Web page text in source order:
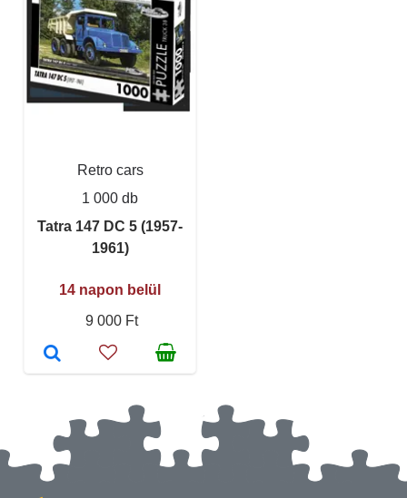
Retro cars
1 000 db
Tatra 147 DC 5 (1957-
1961)
14 napon belül
9 000 Ft